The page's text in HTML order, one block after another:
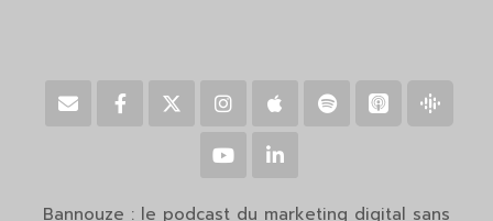
Bannouze : le podcast du marketing digital sans